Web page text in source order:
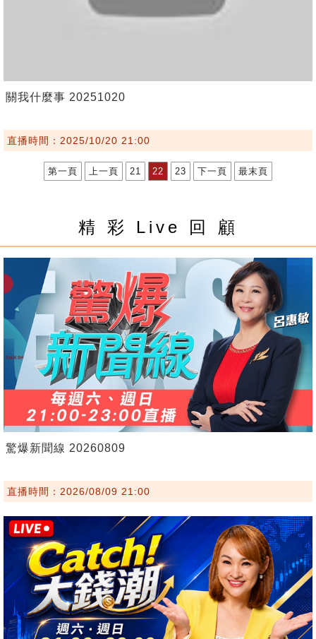
關我什麼事 20251020
直播時間：2025/10/20 21:00
第一頁 上一頁 21 22 23 下一頁 最末頁
精 彩 Live 回 顧
驚爆新聞線 20260809
直播時間：2026/08/09 21:00